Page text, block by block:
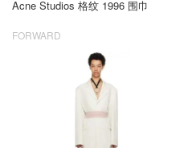
Acne Studios 格纹 1996 围巾
FORWARD